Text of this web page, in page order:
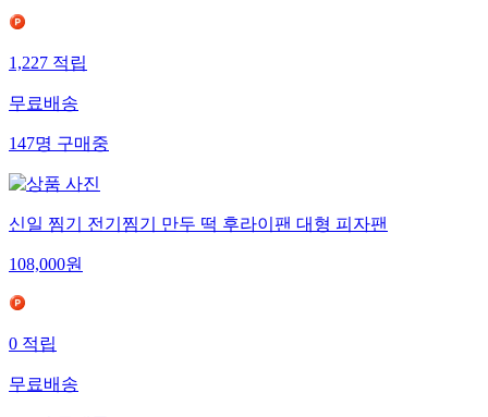
1,227적립
무료배송
147명구매중
신일 찜기 전기찜기 만두 떡 후라이팬 대형 피자팬
108,000원
0적립
무료배송